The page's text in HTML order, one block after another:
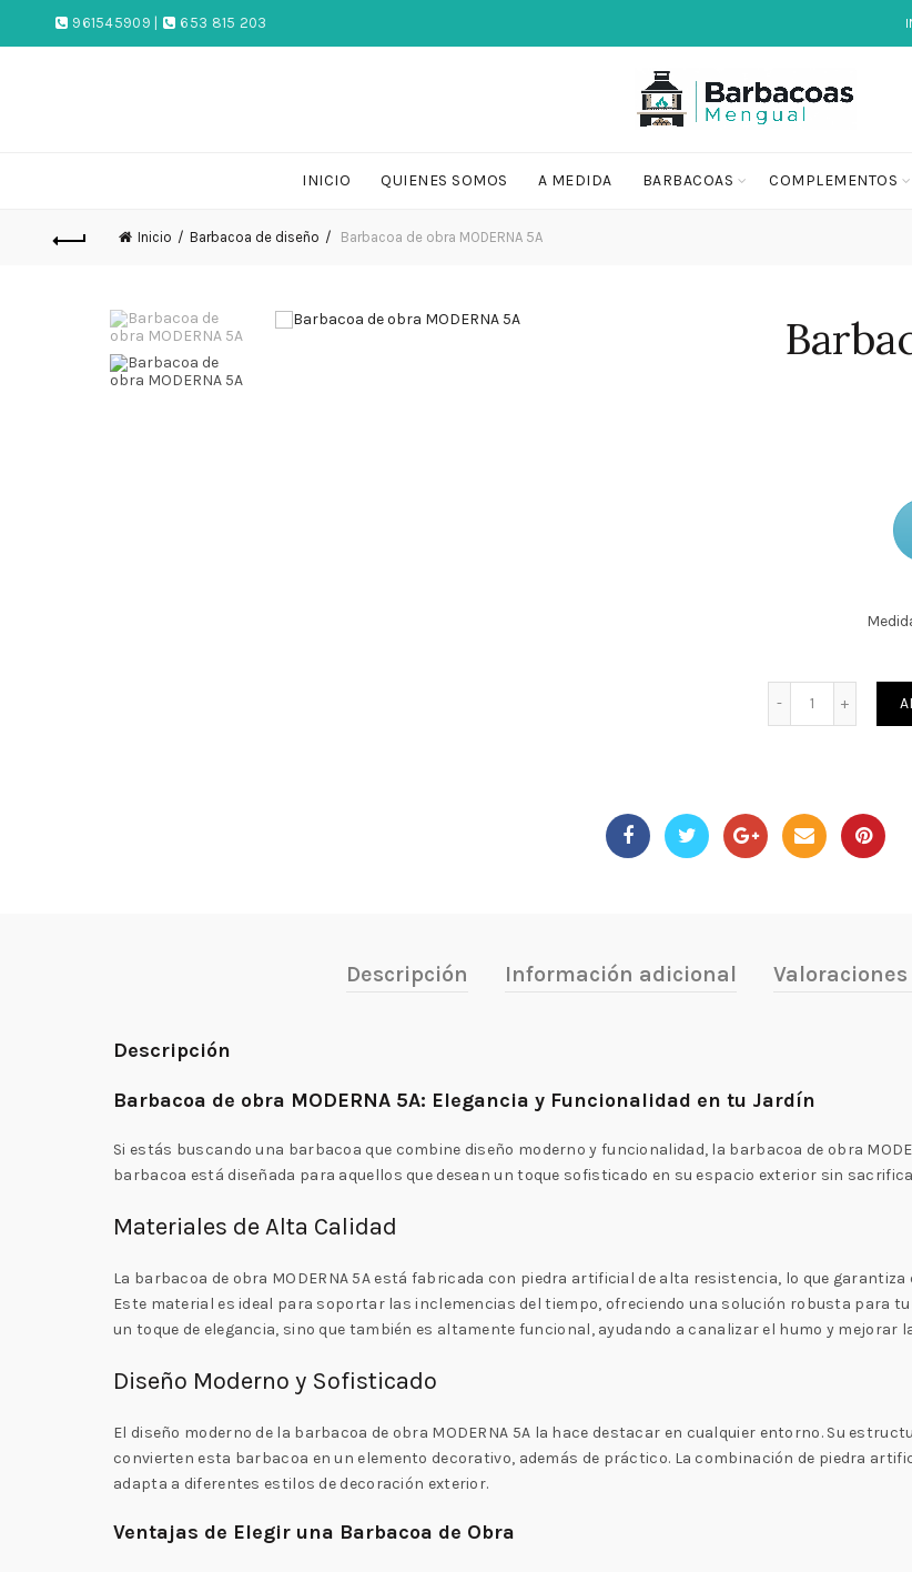
961545909 | 653 815 203
INICIO QUIENES SOMOS A MEDIDA BARBACOAS COMPLEMENTOS
Inicio Barbacoa de diseño Barbacoa de obra MODERNA 5A
Cantidad
Descripción Información adicional Valoraciones
Descripción
Barbacoa de obra MODERNA 5A: Elegancia y Funcionalidad en tu Jardín
Si estás buscando una barbacoa que combine diseño moderno y funcionalidad, la barbacoa de obra
barbacoa está diseñada para aquellos que desean un toque sofisticado en su espacio exterior sin
Materiales de Alta Calidad
La barbacoa de obra MODERNA 5A está fabricada con piedra artificial de alta resistencia, lo que
Este material es ideal para soportar las inclemencias del tiempo, ofreciendo una solución robusta para
un toque de elegancia, sino que también es altamente funcional, ayudando a canalizar el humo y mejorar
Diseño Moderno y Sofisticado
El diseño moderno de la barbacoa de obra MODERNA 5A la hace destacar en cualquier entorno. Su
convierten esta barbacoa en un elemento decorativo, además de práctico. La combinación de piedra
adapta a diferentes estilos de decoración exterior.
Ventajas de Elegir una Barbacoa de Obra